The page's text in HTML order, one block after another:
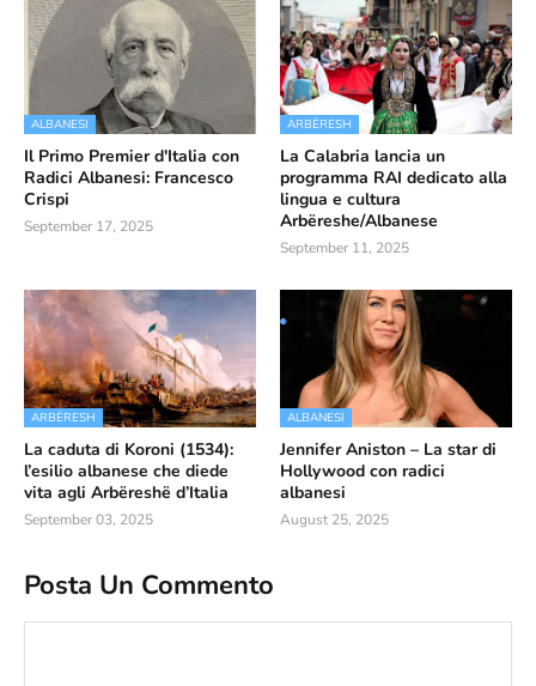
ALBANESI
Il Primo Premier d'Italia con
Radici Albanesi: Francesco
Crispi
September 17, 2025
ARBËRESH
La Calabria lancia un
programma RAI dedicato alla
lingua e cultura
Arbëreshe/Albanese
September 11, 2025
ARBËRESH
La caduta di Koroni (1534):
l’esilio albanese che diede
vita agli Arbëreshë d’Italia
September 03, 2025
ALBANESI
Jennifer Aniston – La star di
Hollywood con radici
albanesi
August 25, 2025
Posta Un Commento